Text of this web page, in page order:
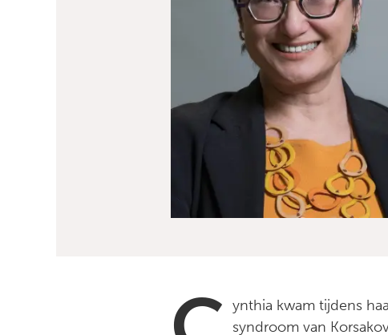
ynthia kwam tijdens
syndroom van